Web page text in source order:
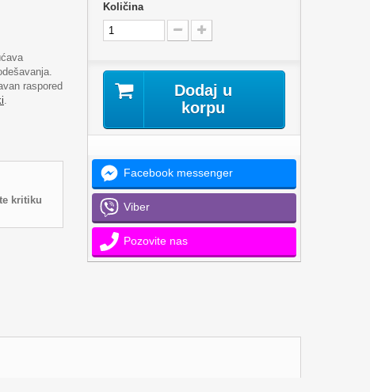
raspored
.
kritiku
Količina
Dodaj u
korpu
Facebook messenger
Viber
Pozovite nas